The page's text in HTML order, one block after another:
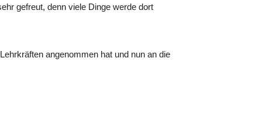
gefreut, denn viele Dinge werde dort
angenommen hat und nun an die